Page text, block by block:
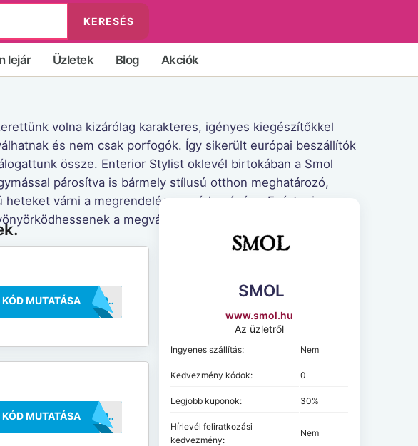
KERESÉS
lejár Üzletek Blog Akciók
volna kizárólag karakteres, igényes kiegészítőkkel
és nem csak porfogók. Így sikerült európai beszállítók
össze. Enterior Stylist oklevél birtokában a Smol
párosítva is bármely stílusú otthon meghatározó,
várni a megrendelés megérkezésére. Ezért mi a
a megvásárolt termékekben.
KÓD MUTATÁSA ..OL10
KÓD MUTATÁSA ..OL10
SMOL
www.smol.hu
Az üzletről
Ingyenes szállítás: Nem
Kedvezmény kódok: 0
Legjobb kuponok: 30%
Hírlevél feliratkozási
kedvezmény:
Nem